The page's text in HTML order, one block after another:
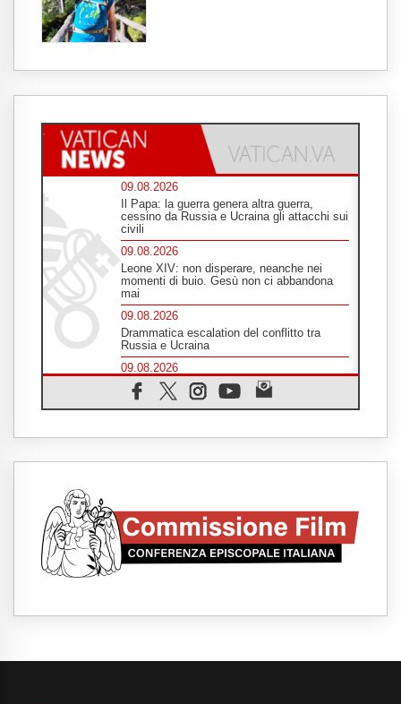
09.08.2026
Il Papa: la guerra genera altra guerra,
cessino da Russia e Ucraina gli attacchi sui
civili
09.08.2026
Leone XIV: non disperare, neanche nei
momenti di buio. Gesù non ci abbandona
mai
09.08.2026
Drammatica escalation del conflitto tra
Russia e Ucraina
09.08.2026
Tra Tolkien e Leone, un convegno su
"l'uomo, il mezzo e l'algoritmo"
Spagna, controlli alle frontiere per i
09.08.2026
Il dialogo interreligioso, isola di resistenza
per rispondere alle paure del mondo
08.08.2026